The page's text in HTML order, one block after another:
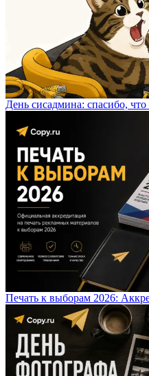
День сисадмина: спасибо, что
Печать к выборам 2026: